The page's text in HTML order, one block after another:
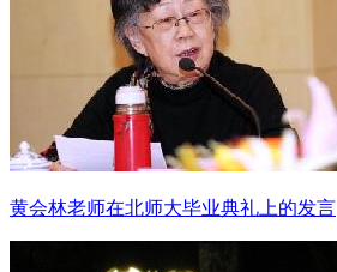
黄会林老师在北师大毕业典礼上的发言